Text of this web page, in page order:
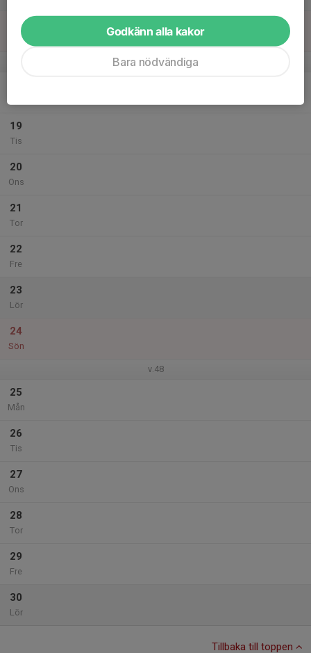
17
Sön
v.47
Mån
19
Tis
20
Ons
21
Tor
22
Fre
23
Lör
24
Sön
v.48
25
Mån
26
Tis
27
Ons
28
Tor
29
Fre
30
Lör
Tillbaka till toppen
Godkänn alla kakor
Bara nödvändiga